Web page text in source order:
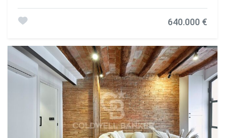
respetado cuidadosamente los elementos
aguas y los techos con vigas de madera, incorporando
materiales de aislamiento de última generación para
garantizar el máximo confort térmico y acústico. La
fachada, catalogada por su valor histórico, mantiene
algunas de sus puertas originales, lo que refuerza la
identidad singular del edificio. **Distribución del edificio: 4
viviendas exclusivas La promoción consta de tres dúplex
tipo 'casita' y un piso independiente en planta primera.
Todas las viviendas tienen acceso directo desde la calle o
640.000 €